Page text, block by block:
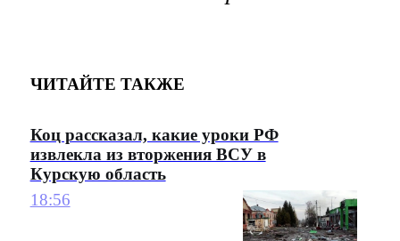
ЧИТАЙТЕ ТАКЖЕ
Коц рассказал, какие уроки РФ
извлекла из вторжения ВСУ в
Курскую область
18:56